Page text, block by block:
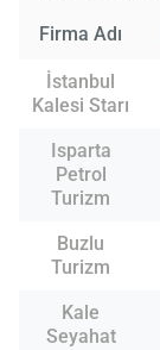
Firma Adı
İstanbul
Kalesi Starı
Isparta
Petrol
Turizm
Buzlu
Turizm
Kale
Seyahat